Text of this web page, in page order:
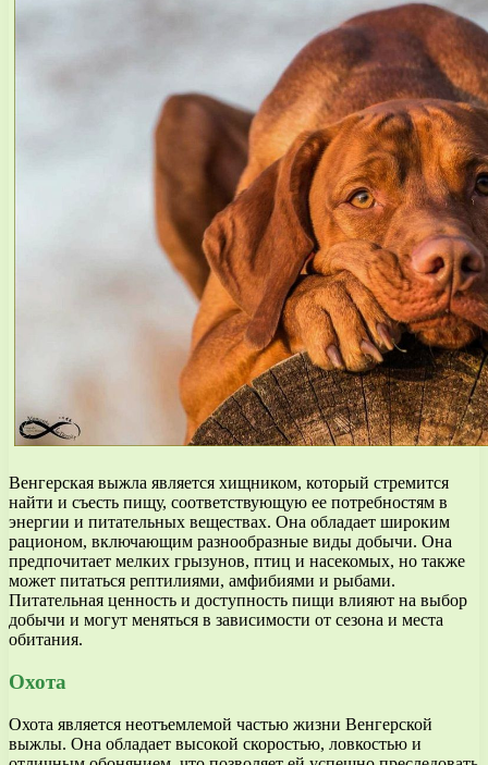
Венгерская выжла является хищником, который стремится
найти и съесть пищу, соответствующую ее потребностям в
энергии и питательных веществах. Она обладает широким
рационом, включающим разнообразные виды добычи. Она
предпочитает мелких грызунов, птиц и насекомых, но также
может питаться рептилиями, амфибиями и рыбами.
Питательная ценность и доступность пищи влияют на выбор
добычи и могут меняться в зависимости от сезона и места
обитания.
Охота
Охота является неотъемлемой частью жизни Венгерской
выжлы. Она обладает высокой скоростью, ловкостью и